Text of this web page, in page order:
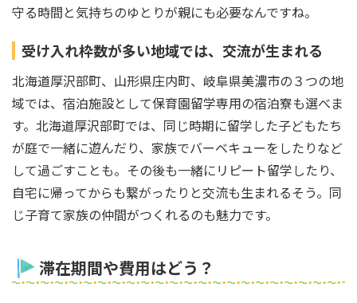
守る時間と気持ちのゆとりが親にも必要なんですね。
受け入れ枠数が多い地域では、交流が生まれる
北海道厚沢部町、山形県庄内町、岐阜県美濃市の３つの地
域では、宿泊施設として保育園留学専用の宿泊寮も選べま
す。北海道厚沢部町では、同じ時期に留学した子どもたち
が庭で一緒に遊んだり、家族でバーベキューをしたりなど
して過ごすことも。その後も一緒にリピート留学したり、
自宅に帰ってからも繋がったりと交流も生まれるそう。同
じ子育て家族の仲間がつくれるのも魅力です。
滞在期間や費用はどう？